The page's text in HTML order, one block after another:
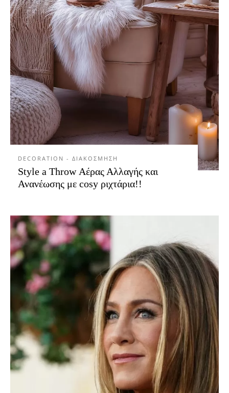
DECORATION - ΔΙΑΚΟΣΜΗΣΗ
Style a Throw Αέρας Αλλαγής και
Ανανέωσης με cosy ριχτάρια!!